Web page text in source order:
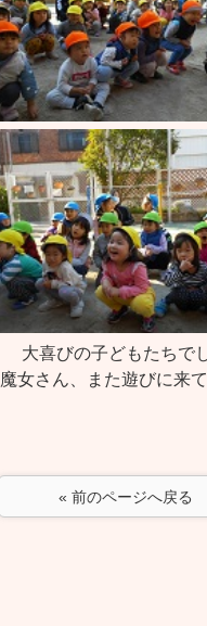
大喜びの子どもたちで
魔女さん、また遊びに
« 前のページへ戻る